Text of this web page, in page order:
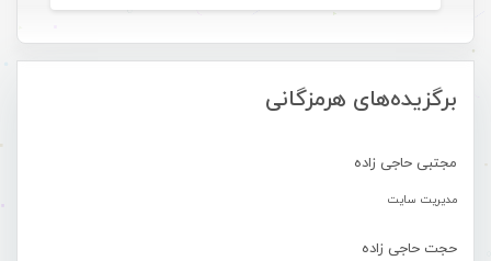
برگزیده‌های هرمزگانی
مجتبی حاجی زاده
مدیریت سایت
حجت حاجی زاده